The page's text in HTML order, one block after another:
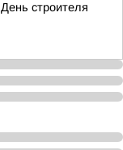
строителя